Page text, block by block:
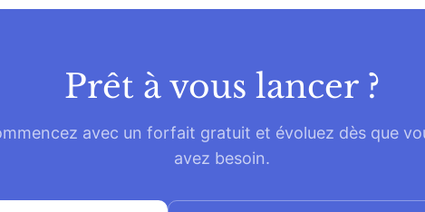
Prêt à vous lancer ?
avec un forfait gratuit et évoluez dès que
avez besoin.